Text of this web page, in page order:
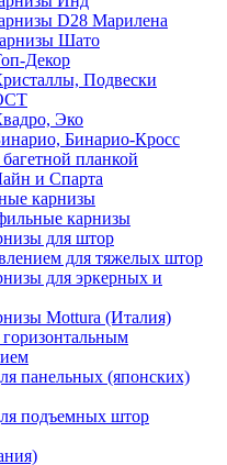
D28 Марилена
Шато
Декор
Подвески
Эко
Бинарио-Кросс
планкой
и Спарта
карнизы
карнизы
для штор
для тяжелых штор
для эркерных и
Mottura (Италия)
панельных (японских)
подъемных штор